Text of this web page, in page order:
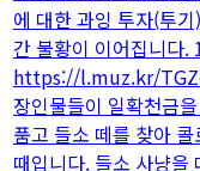
에 대한 과잉 투자(투
간 불황이 이어집니다
https://l.muz.kr/
장인물들이 일확천금
품고 들소 떼를 찾아
때입니다. 들소 사냥을